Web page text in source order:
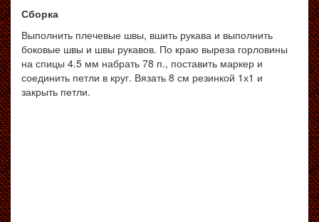
Сборка
Выполнить плечевые швы, вшить рукава и выполнить
боковые швы и швы рукавов. По краю выреза горловины
на спицы 4.5 мм набрать 78 п., поставить маркер и
соединить петли в круг. Вязать 8 см резинкой 1х1 и
закрыть петли.